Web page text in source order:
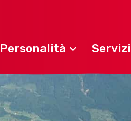
Personalità Servizi